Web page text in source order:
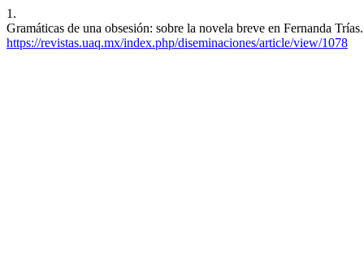
1.
Gramáticas de una obsesión: sobre la novela breve en Fernanda
https://revistas.uaq.mx/index.php/diseminaciones/article/view/1078